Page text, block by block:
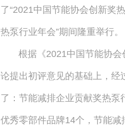
了“2021中国节能协会创新奖
热泵行业年会”期间隆重举行。
根据《2021中国节能协会
论提出初评意见的基础上，经
了：节能减排企业贡献奖热
优秀零部件品牌14个，节能减